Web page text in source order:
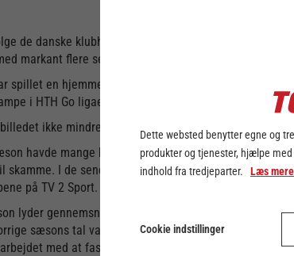
de danske klubhold på lægterne og på Tv er
markant flere seere foran Tv-skærmene.
spillet en hjemmekamp, kan det således konstateres
i HTH Go ligaen.
billedet ikke mindre imponerende ud. Direktør i
havde mange bange anelser for udviklingen af
skamme. I de seneste to sæsoner har mere end 160
på TV 2 Sport. I sæsonen 2016/2017 havde TV 2
lyder gennemsnits-seertallet på TV 2 Sport så på
sæsons tal var inklusive slutspilskampene. Det
med at fastholde håndbolden, som Danmarks
Dette websted benytter egne og
produkter og tjenester, hjælpe
indhold fra tredjeparter. Læs mere
Cookie indstillinger